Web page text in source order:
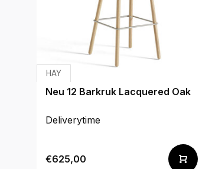
HAY
Neu 12 Barkruk Lacquered Oak
Deliverytime
€625,00